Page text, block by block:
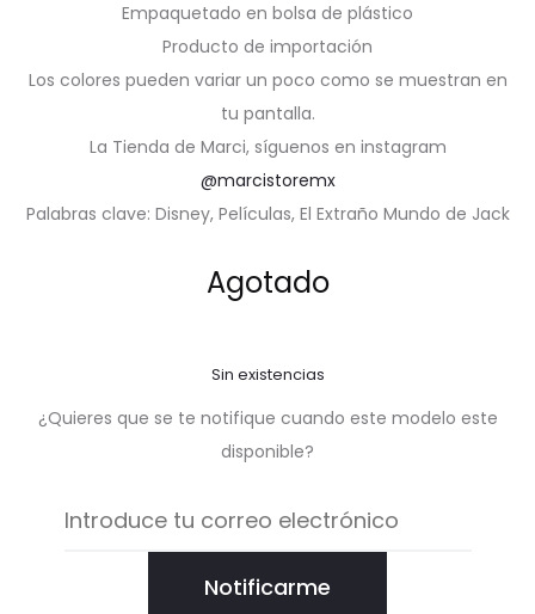
Empaquetado en bolsa de plástico
Producto de importación
Los colores pueden variar un poco como se muestran en
tu pantalla.
La Tienda de Marci, síguenos en instagram
@marcistoremx
Palabras clave: Disney, Películas, El Extraño Mundo de Jack
Agotado
Sin existencias
¿Quieres que se te notifique cuando este modelo este
disponible?
Notificarme